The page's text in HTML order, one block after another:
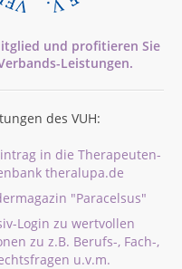
und profitieren Sie
Leistungen.
des VUH:
in die Therapeuten-
theralupa.de
"Paracelsus"
Login zu wertvollen
zu z.B. Berufs-, Fach-,
u.v.m.